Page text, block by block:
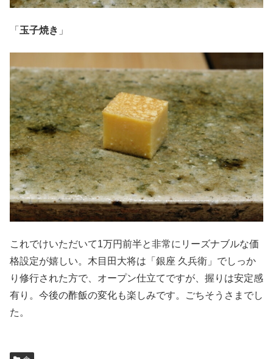
「 玉子焼き 」
これでけいただいて1万円前半と非常にリーズナブルな価
格設定が嬉しい。木目田大将は「銀座 久兵衛」でしっか
り修行された方で、オープン仕立てですが、握りは安定感
有り。今後の酢飯の変化も楽しみです。ごちそうさまでし
た。